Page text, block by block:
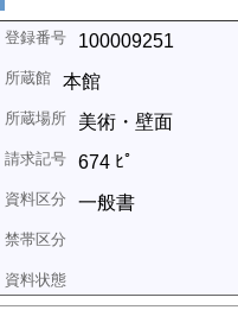
100009251
本館
美術・壁面
674 ﾋﾟ
一般書